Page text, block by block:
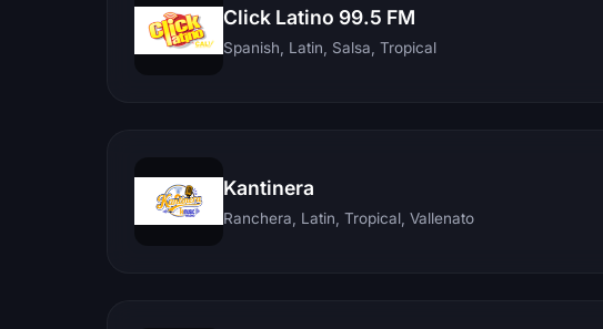
Click Latino 99.5 FM
Spanish, Latin, Salsa, Tropical
Kantinera
Ranchera, Latin, Tropical, Vallenato